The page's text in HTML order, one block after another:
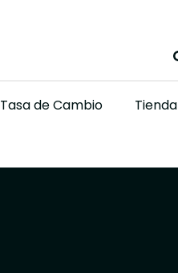
Tasa de Cambio Tienda